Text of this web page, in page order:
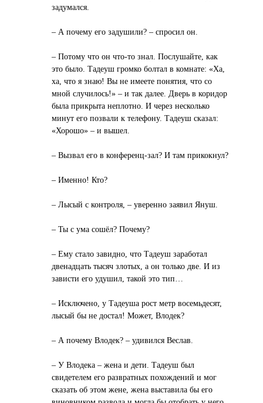
задумался.
– А почему его задушили? – спросил он.
– Потому что он что-то знал. Послушайте, как
это было. Тадеуш громко болтал в комнате: «Ха,
ха, что я знаю! Вы не имеете понятия, что со
мной случилось!» – и так далее. Дверь в коридор
была прикрыта неплотно. И через несколько
минут его позвали к телефону. Тадеуш сказал:
«Хорошо» – и вышел.
– Вызвал его в конференц-зал? И там прикокнул?
– Именно! Кто?
– Лысый с контроля, – уверенно заявил Януш.
– Ты с ума сошёл? Почему?
– Ему стало завидно, что Тадеуш заработал
двенадцать тысяч злотых, а он только две. И из
зависти его удушил, такой это тип…
– Исключено, у Тадеуша рост метр восемьдесят,
лысый бы не достал! Может, Влодек?
– А почему Влодек? – удивился Веслав.
– У Влодека – жена и дети. Тадеуш был
свидетелем его развратных похождений и мог
сказать об этом жене, жена выставила бы его